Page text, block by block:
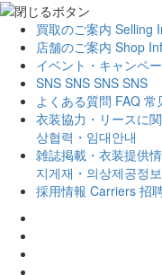
買取のご案内 Selling
店舗のご案内 Shop
イベント・キャンペ
SNS SNS SNS SNS
よくある質問 FAQ 常
衣装協力・リースに
상협력・임대안내
雑誌掲載・衣装提供
지게재・의상제공정보
採用情報 Carriers 招